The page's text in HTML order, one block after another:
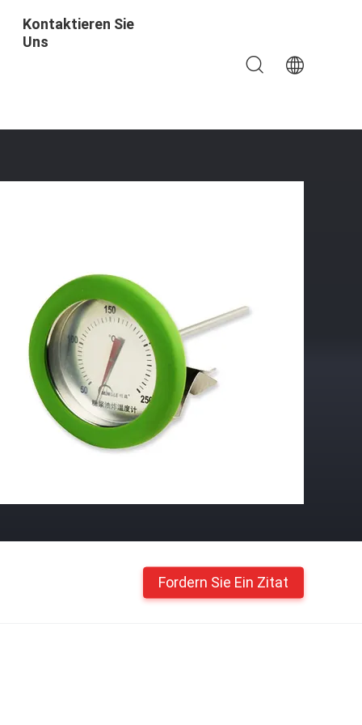
Kontaktieren Sie
Uns
Fordern Sie Ein Zitat